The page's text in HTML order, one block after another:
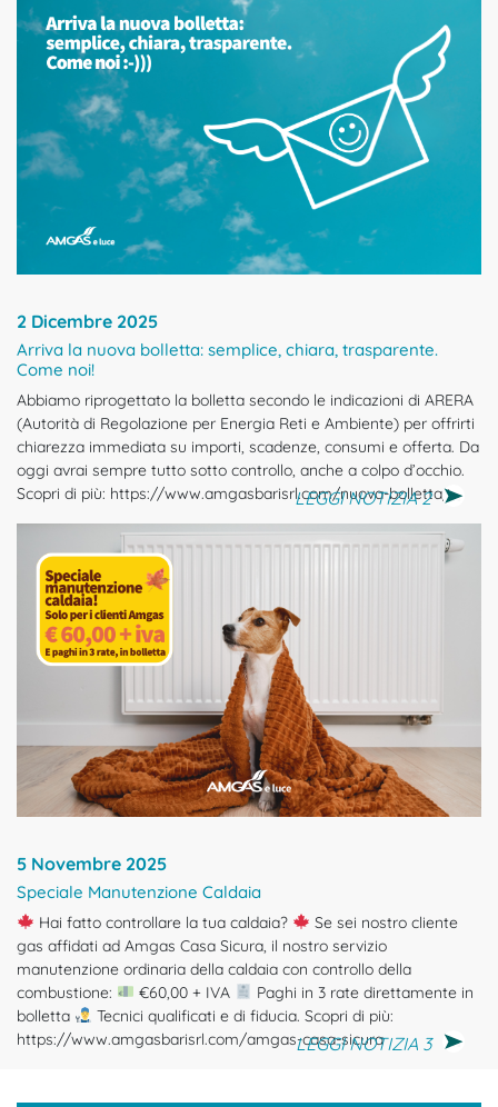
2 Dicembre 2025
Arriva la nuova bolletta: semplice, chiara, trasparente.
Come noi!
Abbiamo riprogettato la bolletta secondo le indicazioni di ARERA
(Autorità di Regolazione per Energia Reti e Ambiente) per offrirti
chiarezza immediata su importi, scadenze, consumi e offerta. Da
oggi avrai sempre tutto sotto controllo, anche a colpo d’occhio.
Scopri di più: https://www.amgasbarisrl.com/nuova-bolletta/
LEGGI NOTIZIA 2
5 Novembre 2025
Speciale Manutenzione Caldaia
Hai fatto controllare la tua caldaia?
Se sei nostro cliente
gas affidati ad Amgas Casa Sicura, il nostro servizio
manutenzione ordinaria della caldaia con controllo della
combustione:
€60,00 + IVA
Paghi in 3 rate direttamente in
bolletta
Tecnici qualificati e di fiducia. Scopri di più:
https://www.amgasbarisrl.com/amgas-casa-sicura
LEGGI NOTIZIA 3